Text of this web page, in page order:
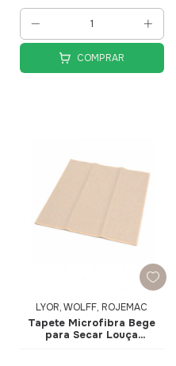
COMPRAR
LYOR, WOLFF, ROJEMAC
Tapete Microfibra Bege
para Secar Louça